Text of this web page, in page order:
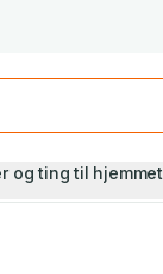
og ting til hjemmet